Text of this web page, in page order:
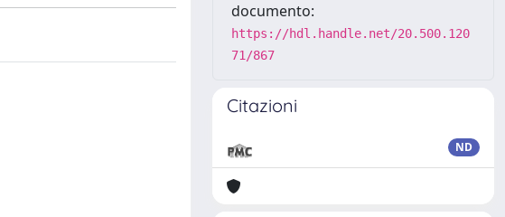
documento:
https://hdl.handle.net/20.500.120
71/867
Citazioni
ND